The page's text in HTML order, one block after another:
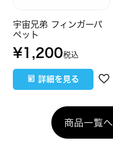
宇宙兄弟 フィンガーパ
ペット
¥1,200税込
詳細を見る
商品一覧へ